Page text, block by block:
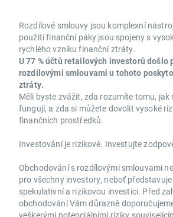
Rozdílové smlouvy jsou komplexní
použití finanční páky jsou spojeny s
rychlého vzniku finanční ztráty.
U 77 % účtů retailových investorů došlo
rozdílovými smlouvami u tohoto
ztráty.
Měli byste zvážit, zda rozumíte tomu,
fungují, a zda si můžete dovolit vysoké
finančních prostředků.
Investování je rizikové. Investujte
Obchodování s rozdílovými smlouvami
pro všechny investory, neboť
spekulativní a rizikovou investici. Před
obchodování Vám důrazně